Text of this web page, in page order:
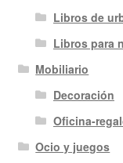
Libros de
Libros para
Mobiliario
Decoración
Oficina-
Ocio y juegos